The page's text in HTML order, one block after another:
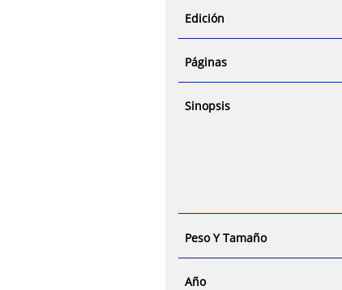
Edición
Páginas
Sinopsis
Peso Y Tamaño
Año